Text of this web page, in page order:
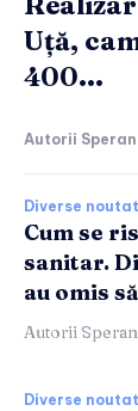
Uță,
400...
Autorii
Diverse
Cum se
sanitar.
au omis
Autorii
Diverse